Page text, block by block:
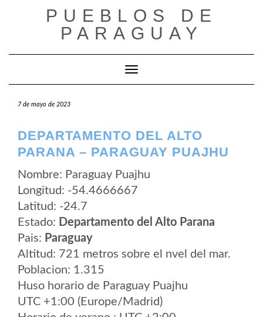
PUEBLOS DE
PARAGUAY
Cambiar modo de navegación
7 de mayo de 2023
DEPARTAMENTO DEL ALTO
PARANA – PARAGUAY PUAJHU
Nombre: Paraguay Puajhu
Longitud: -54.4666667
Latitud: -24.7
Estado: Departamento del Alto Parana
Pais: Paraguay
Altitud: 721 metros sobre el nvel del mar.
Poblacion: 1.315
Huso horario de Paraguay Puajhu
UTC +1:00 (Europe/Madrid)